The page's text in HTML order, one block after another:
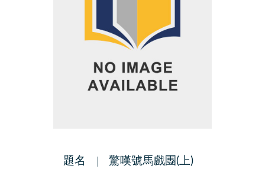
題名 驚嘆號馬戲團(上)